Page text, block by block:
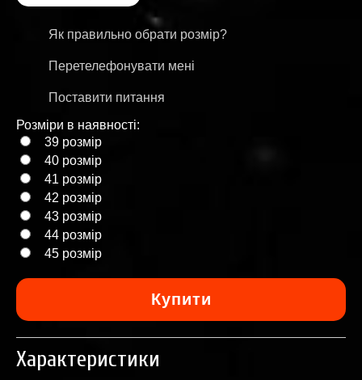
Як правильно обрати розмір?
Перетелефонувати мені
Поставити питання
Розміри в наявності:
39 розмір
40 розмір
41 розмір
42 розмір
43 розмір
44 розмір
45 розмір
Характеристики